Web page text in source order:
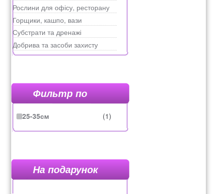
Рослини для офісу, ресторану
Горщики, кашпо, вази
Субстрати та дренажі
Добрива та засоби захисту
Фильтр по
25-35см (1)
На подарунок